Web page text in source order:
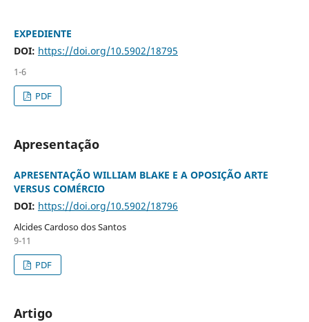
EXPEDIENTE
DOI: https://doi.org/10.5902/18795
1-6
PDF
Apresentação
APRESENTAÇÃO WILLIAM BLAKE E A OPOSIÇÃO ARTE
VERSUS COMÉRCIO
DOI: https://doi.org/10.5902/18796
Alcides Cardoso dos Santos
9-11
PDF
Artigo